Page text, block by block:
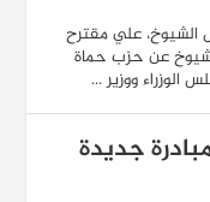
الشيوخ، علي مقترح
عن حزب حماة
الوزراء ووزير ...
جديدة